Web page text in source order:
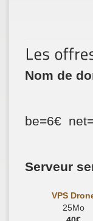
Nom de
be=6€
Serveur
VPS
25Mo